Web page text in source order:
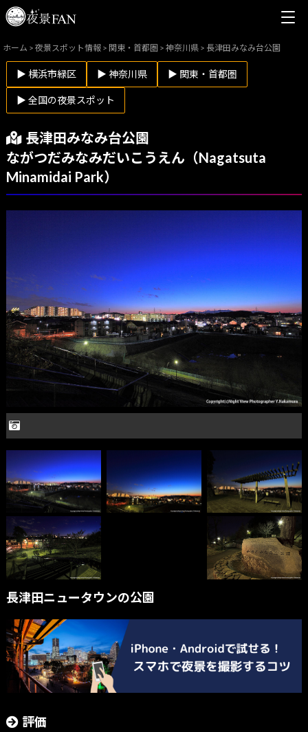
ホーム >夜景スポット情報 > 関東・首都圏 >神奈川県 > 長津田みなみ台公園
▶ 横浜市緑区 ▶ 神奈川県 ▶ 関東・首都圏
▶ 全国の夜景スポット
長津田みなみ台公園
ながつだみなみだいこうえん（Nagatsuta
Minamidai Park）
長津田ニュータウンの公園
評価